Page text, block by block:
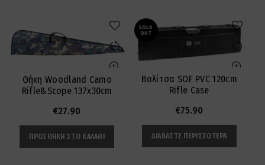
Θήκη Woodland Camo
Rifle&Scope 137x30cm
€27.90
ΠΡΟΣΘΉΚΗ ΣΤΟ ΚΑΛΆΘΙ
SOLD
OUT
Βαλίτσα SOF PVC 120cm
Rifle Case
€75.90
ΔΙΑΒΆΣΤΕ ΠΕΡΙΣΣΌΤΕΡΑ